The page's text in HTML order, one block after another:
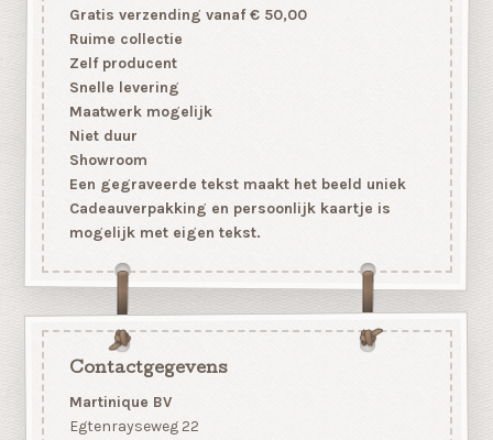
Gratis verzending vanaf € 50,00
Ruime collectie
Zelf producent
Snelle levering
Maatwerk mogelijk
Niet duur
Showroom
Een gegraveerde tekst maakt het beeld uniek
Cadeauverpakking en persoonlijk kaartje is
mogelijk met eigen tekst.
Contactgegevens
Martinique BV
Egtenrayseweg 22